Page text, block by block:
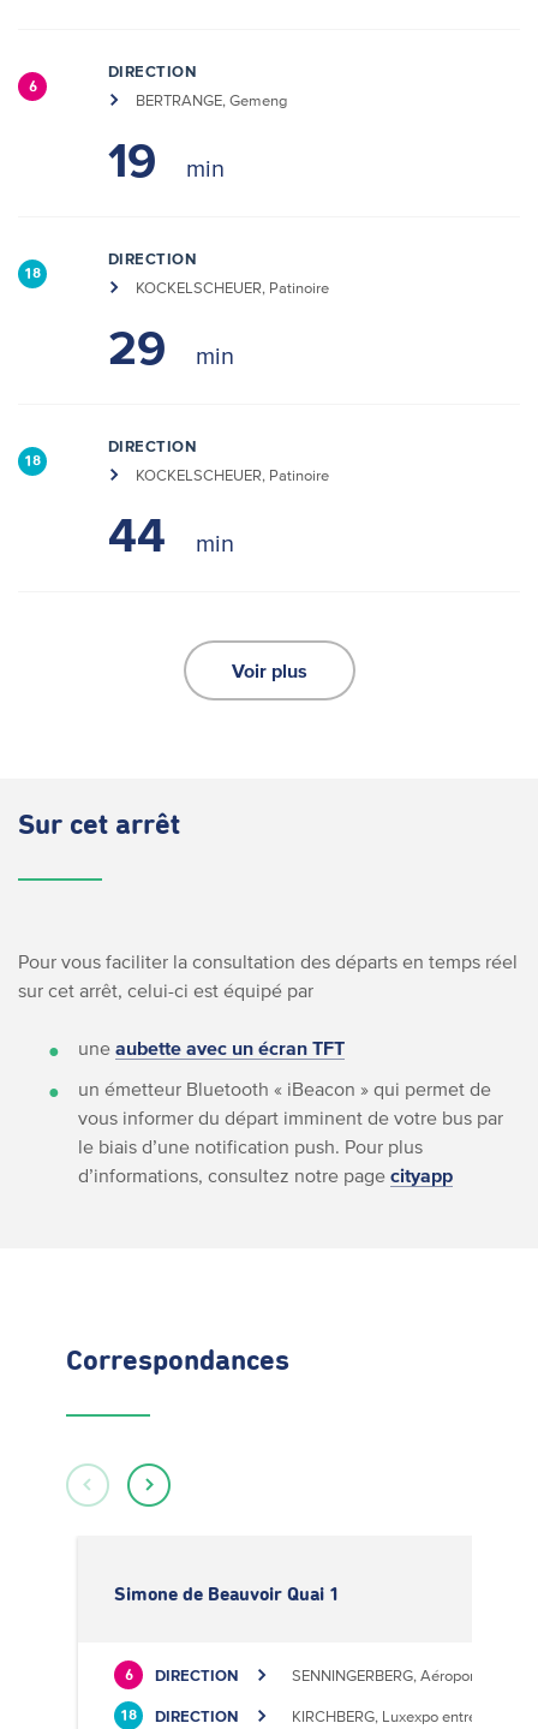
6
DIRECTION
BERTRANGE, Gemeng
19
18
DIRECTION
KOCKELSCHEUER, Patinoire
29
18
DIRECTION
KOCKELSCHEUER, Patinoire
44
Voir plus
Sur cet arrêt
Pour vous faciliter la consultation des départs en temps réel
sur cet arrêt, celui-ci est équipé par
une aubette avec un écran TFT
un émetteur Bluetooth « iBeacon » qui permet de
vous informer du départ imminent de votre bus par
le biais d’une notification push. Pour plus
d’informations, consultez notre page cityapp
Correspondances
Simone de Beauvoir Quai 1
6 DIRECTION SENNINGERBERG, Aéroport
18 DIRECTION KIRCHBERG, Luxexpo entrée Sud